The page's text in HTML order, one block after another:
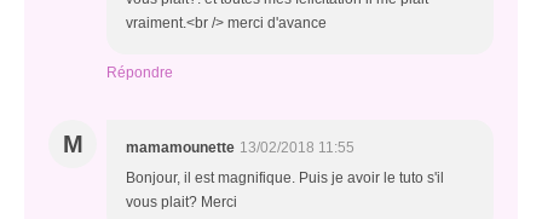
vraiment.<br /> merci d'avance
Répondre
M mamamounette 13/02/2018 11:55
Bonjour, il est magnifique. Puis je avoir le tuto s'il
vous plait? Merci